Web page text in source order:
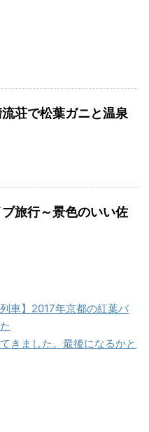
荘で松葉ガニと温泉
旅行～景色のいい佐
車】2017年京都の紅葉バ
きました。最後になるかと